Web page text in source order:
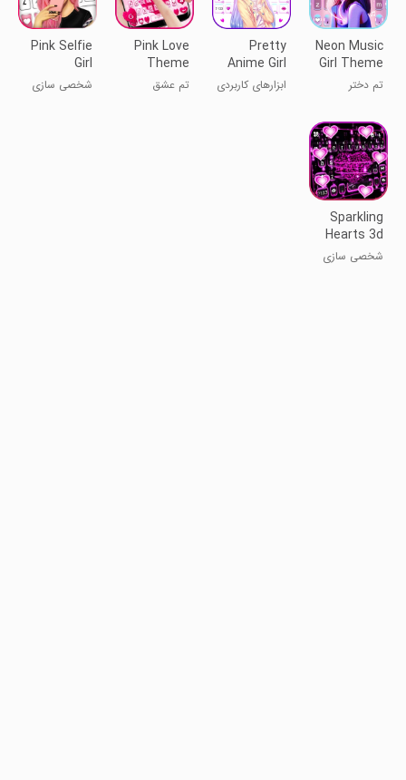
Neon Music
Girl Theme
تم دختر
Pretty
Anime Girl
Keyboard
Bac
ابزارهای کاربردی
Pink Love
Theme
تم عشق
Pink Selfie
Girl
Keyboard
Back
شخصی سازی
Sparkling
Hearts 3d
Keyboard
Theme
شخصی سازی